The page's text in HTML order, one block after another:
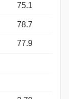
75.1
78.7
77.9